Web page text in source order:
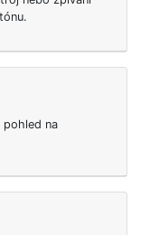
pohled na